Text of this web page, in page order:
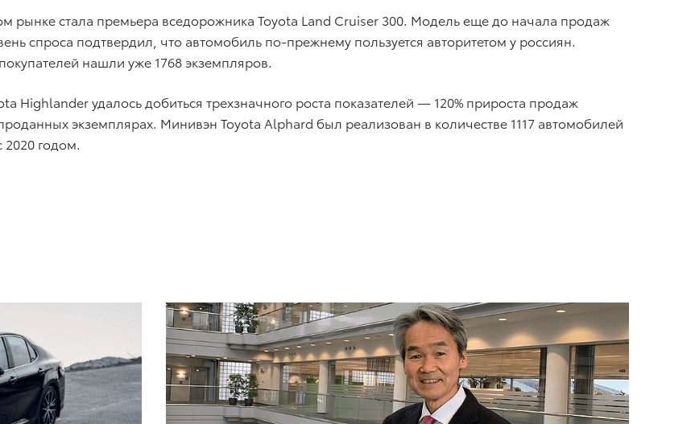
рынке стала премьера вседорожника Toyota Land Cruiser 300. Модель еще до начала продаж
спроса подтвердил, что автомобиль по-прежнему пользуется авторитетом у россиян.
нашли уже 1768 экземпляров.
Highlander удалось добиться трехзначного роста показателей — 120% прироста продаж
экземплярах. Минивэн Toyota Alphard был реализован в количестве 1117 автомобилей
годом.